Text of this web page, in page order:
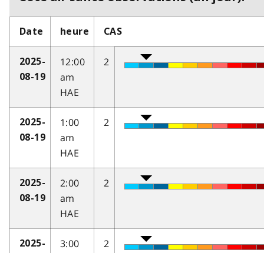
Date heure CAS
2025-
08-19
12:00
am
HAE
2
2025-
08-19
1:00
am
HAE
2
2025-
08-19
2:00
am
HAE
2
2025-
3:00
2